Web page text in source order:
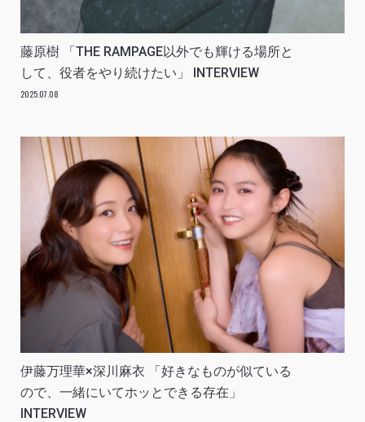
藤原樹 「THE RAMPAGE以外でも輝ける場所と
して、役者をやり続けたい」 INTERVIEW
2025.07.08
伊藤万理華×深川麻衣 「好きなものが似ている
ので、一緒にいてホッとできる存在」
INTERVIEW